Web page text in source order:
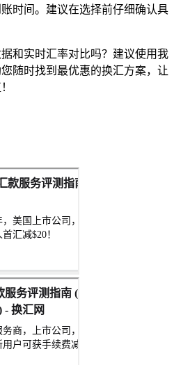
时间。建议在选择前仔细确认具
和实时汇率对比吗？建议使用我
随时找到最优惠的换汇方案，让